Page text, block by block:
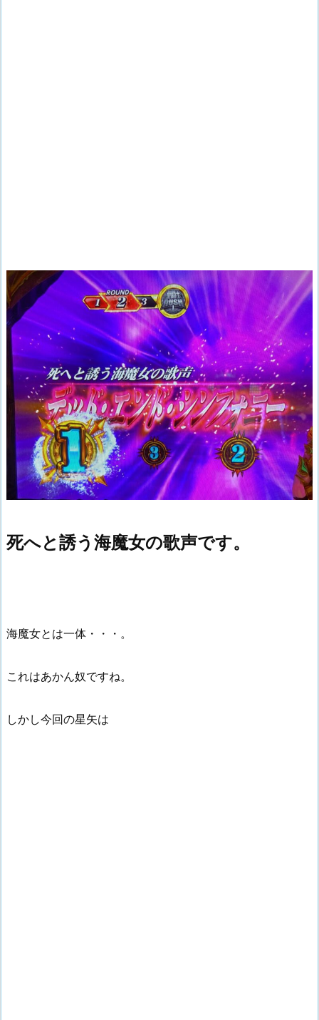
死へと誘う海魔女の歌声です。
海魔女とは一体・・・。
これはあかん奴ですね。
しかし今回の星矢は